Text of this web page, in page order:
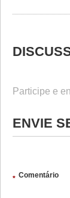
Participe e
ENVIE
Comentário
*